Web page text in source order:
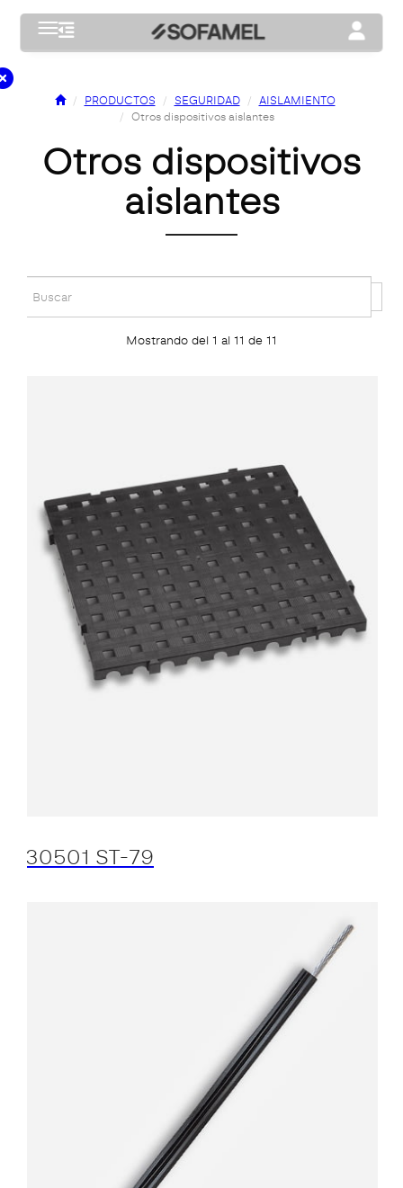
Toggle navigation Toggle
PRODUCTOS SEGURIDAD
AISLAMIENTO
Otros dispositivos aislantes
otros dispositivos
aislantes
Mostrando del 1 al 11 de 11
30501 ST-79